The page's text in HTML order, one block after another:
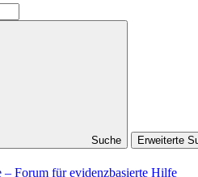
Suche
Erweiterte